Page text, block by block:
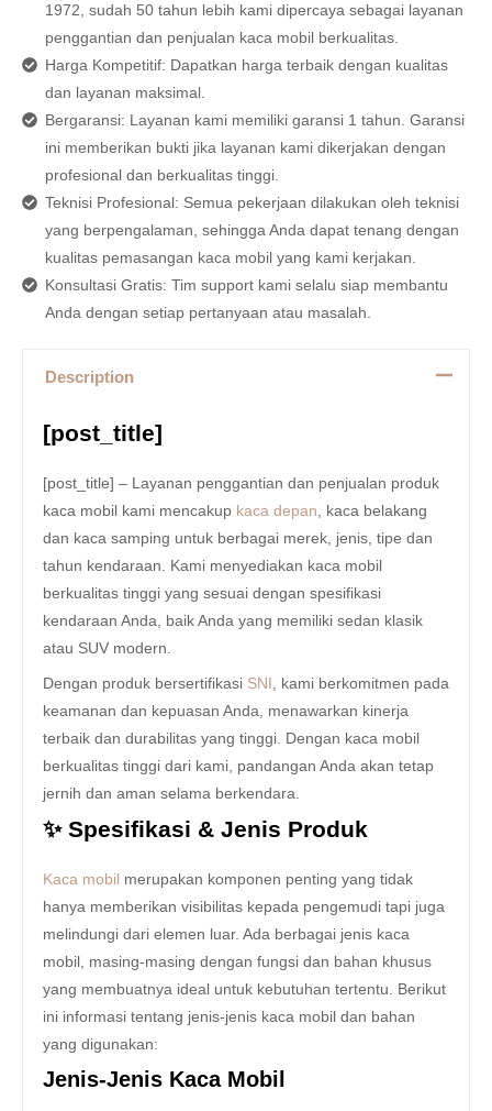
1972, sudah 50 tahun lebih kami dipercaya sebagai layanan
penggantian dan penjualan kaca mobil berkualitas.
Harga Kompetitif: Dapatkan harga terbaik dengan kualitas
dan layanan maksimal.
Bergaransi: Layanan kami memiliki garansi 1 tahun. Garansi
ini memberikan bukti jika layanan kami dikerjakan dengan
profesional dan berkualitas tinggi.
Teknisi Profesional: Semua pekerjaan dilakukan oleh teknisi
yang berpengalaman, sehingga Anda dapat tenang dengan
kualitas pemasangan kaca mobil yang kami kerjakan.
Konsultasi Gratis: Tim support kami selalu siap membantu
Anda dengan setiap pertanyaan atau masalah.
Description
[post_title]
[post_title] – Layanan penggantian dan penjualan produk
kaca mobil kami mencakup kaca depan , kaca belakang
dan kaca samping untuk berbagai merek, jenis, tipe dan
tahun kendaraan. Kami menyediakan kaca mobil
berkualitas tinggi yang sesuai dengan spesifikasi
kendaraan Anda, baik Anda yang memiliki sedan klasik
atau SUV modern.
Dengan produk bersertifikasi SNI
, kami berkomitmen pada
keamanan dan kepuasan Anda, menawarkan kinerja
terbaik dan durabilitas yang tinggi. Dengan kaca mobil
berkualitas tinggi dari kami, pandangan Anda akan tetap
jernih dan aman selama berkendara.
✨ Spesifikasi & Jenis Produk
Kaca mobil merupakan komponen penting yang tidak
hanya memberikan visibilitas kepada pengemudi tapi juga
melindungi dari elemen luar. Ada berbagai jenis kaca
mobil, masing-masing dengan fungsi dan bahan khusus
yang membuatnya ideal untuk kebutuhan tertentu. Berikut
ini informasi tentang jenis-jenis kaca mobil dan bahan
yang digunakan:
Jenis-Jenis Kaca Mobil